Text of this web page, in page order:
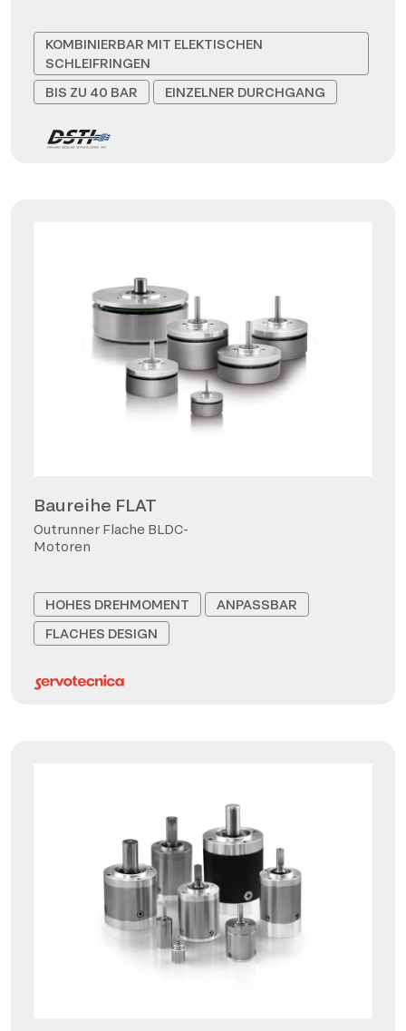
KOMBINIERBAR MIT ELEKTISCHEN
SCHLEIFRINGEN
BIS ZU 40 BAR
EINZELNER DURCHGANG
Baureihe FLAT
Outrunner Flache BLDC-
Motoren
HOHES DREHMOMENT
ANPASSBAR
FLACHES DESIGN